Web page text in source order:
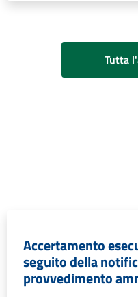
Tutta
Accertamento
seguito della
provvedimento